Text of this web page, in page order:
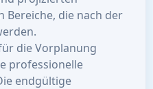
Bereiche, die nach der
die Vorplanung
professionelle
endgültige